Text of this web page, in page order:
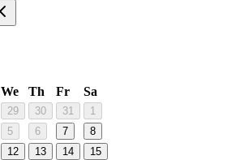
We Th Fr Sa
29 30 31
1
5 6 7
8
12 13 14
15